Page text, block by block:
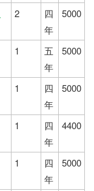
2
四
年
5000
1
五
年
5000
1
四
年
5000
1
四
年
4400
1
四
年
5000